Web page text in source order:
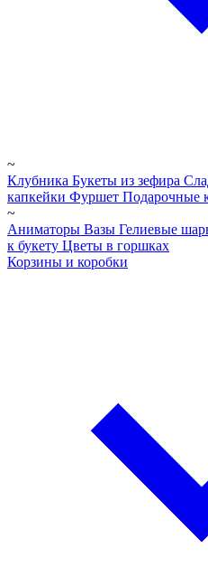
~
Клубника Букеты из зефира
капкейки Фуршет Подарочные
~
Аниматоры Вазы Гелиевые
к букету Цветы в горшках
Корзины и коробки